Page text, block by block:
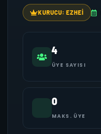
KURUCU: EZHEI
4
ÜYE SAYISI
0
MAKS. ÜYE